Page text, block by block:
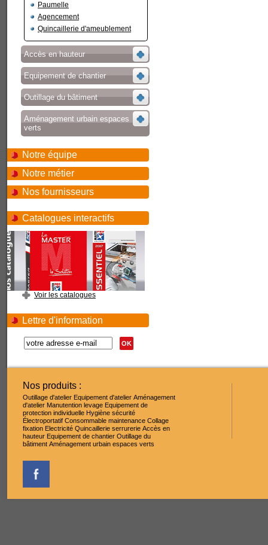
Paumelle
Agencement
Quincaillerie d'ameublement
Accès en hauteur
Equipement de chantier
Outillage du bâtiment
Aménagement urbain espaces
verts
Notre équipe
Notre métier
Nos fournisseurs
Catalogues interactifs
Voir les catalogues
Lettre d'information
OK
Nos produits :
Outillage d'atelier Equipement d'atelier Aménagement
d'atelier Manutention levage Equipement de
protection individuelle Hygiène sécurité
Électroportatif Consommable maintenance Collage
fixation Electricité Quincaillerie serrurerie Accès en
hauteur Equipement de chantier Outillage du
bâtiment Aménagement urbain espaces verts